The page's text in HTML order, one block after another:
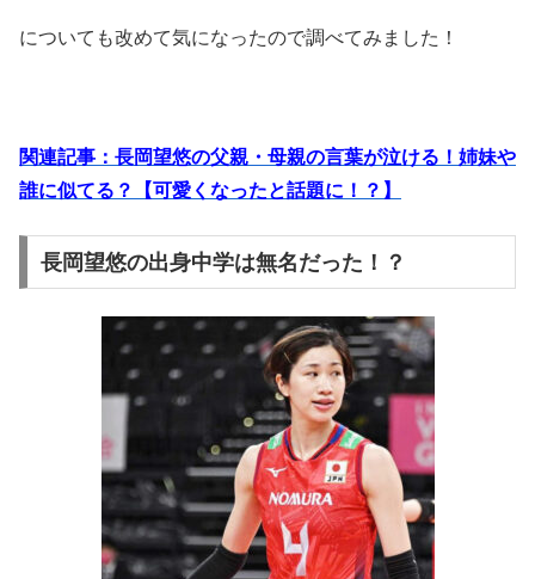
についても改めて気になったので調べてみました！
関連記事：長岡望悠の父親・母親の言葉が泣ける！姉妹や
誰に似てる？【可愛くなったと話題に！？】
長岡望悠の出身中学は無名だった！？